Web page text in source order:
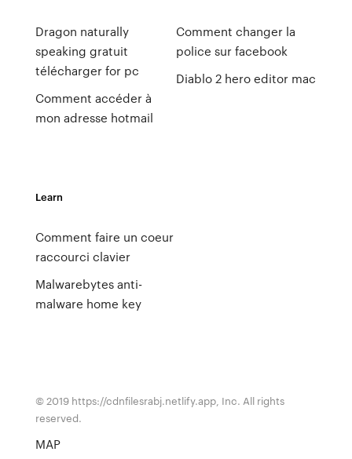
Dragon naturally
speaking gratuit
télécharger for pc
Comment accéder à
mon adresse hotmail
Comment changer la
police sur facebook
Diablo 2 hero editor mac
Learn
Comment faire un coeur
raccourci clavier
Malwarebytes anti-
malware home key
© 2019 https://cdnfilesrabj.netlify.app, Inc. All rights
reserved.
MAP